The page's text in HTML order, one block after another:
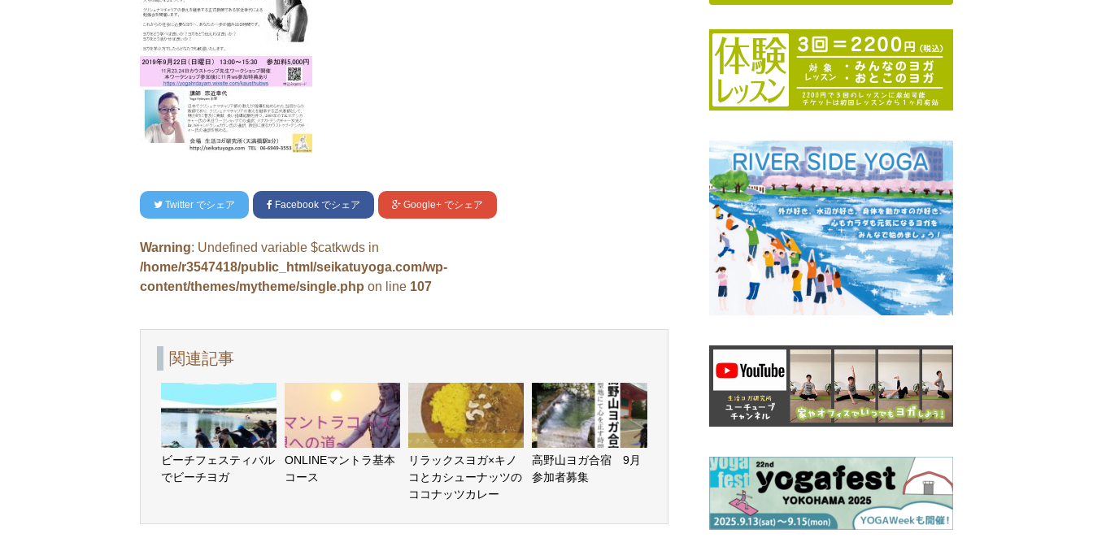
Twitter でシェア Facebook でシェア Google+ でシェア
Warning: Undefined variable $catkwds in
/home/r3547418/public_html/seikatuyoga.com/wp-
content/themes/mytheme/single.php on line 107
関連記事
ビーチフェスティバル
でビーチヨガ
ONLINEマントラ基本
コース
リラックスヨガ×キノ
コとカシューナッツの
ココナッツカレー
高野山ヨガ合宿 9月
参加者募集